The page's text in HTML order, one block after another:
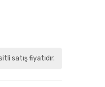
satış fiyatıdır.